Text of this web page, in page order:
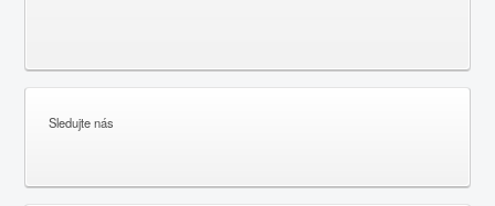
Sledujte nás